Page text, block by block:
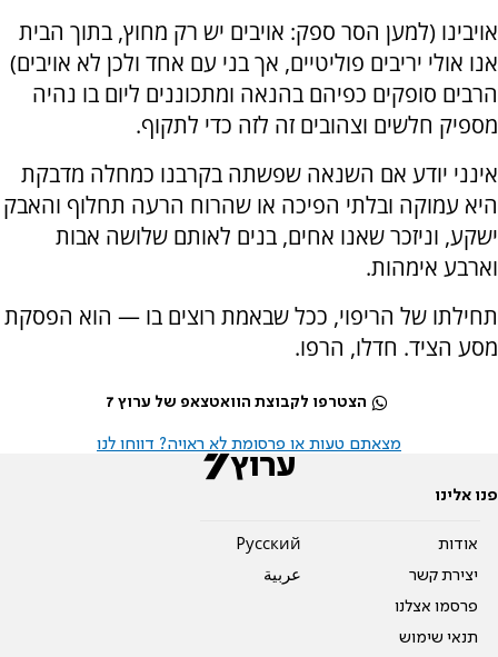
אויבינו (למען הסר ספק: אויבים יש רק מחוץ, בתוך הבית
אנו אולי יריבים פוליטיים, אך בני עם אחד ולכן לא אויבים)
הרבים סופקים כפיהם בהנאה ומתכוננים ליום בו נהיה
מספיק חלשים וצהובים זה לזה כדי לתקוף.
אינני יודע אם השנאה שפשתה בקרבנו כמחלה מדבקת
היא עמוקה ובלתי הפיכה או שהרוח הרעה תחלוף והאבק
ישקע, וניזכר שאנו אחים, בנים לאותם שלושה אבות
וארבע אימהות.
תחילתו של הריפוי, ככל שבאמת רוצים בו — הוא הפסקת
מסע הציד. חדלו, הרפו.
הצטרפו לקבוצת הוואטצאפ של ערוץ 7
מצאתם טעות או פרסומת לא ראויה? דווחו לנו
פנו אלינו
אודות
יצירת קשר
פרסמו אצלנו
תנאי שימוש
Pусский
عربية